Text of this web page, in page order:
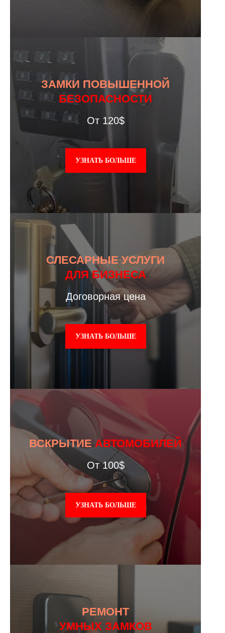
ЗАМКИ ПОВЫШЕННОЙ
БЕЗОПАСНОСТИ
От 120$
УЗНАТЬ БОЛЬШЕ
СЛЕСАРНЫЕ УСЛУГИ
ДЛЯ БИЗНЕСА
Договорная цена
УЗНАТЬ БОЛЬШЕ
ВСКРЫТИЕАВТОМОБИЛЕЙ
От 100$
УЗНАТЬ БОЛЬШЕ
РЕМОНТ
УМНЫХ ЗАМКОВ